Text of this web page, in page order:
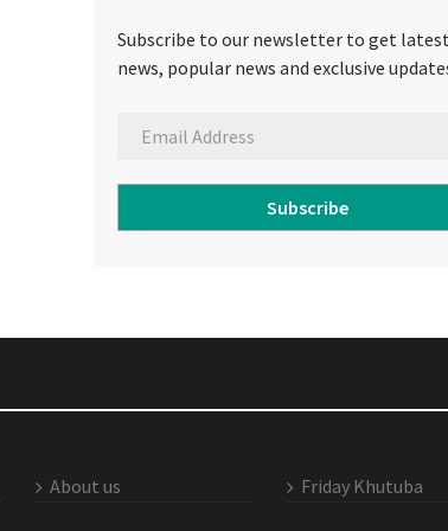
Subscribe to our newsletter to get
news, popular news and exclusive
Subscribe
About us Friday Khutuba